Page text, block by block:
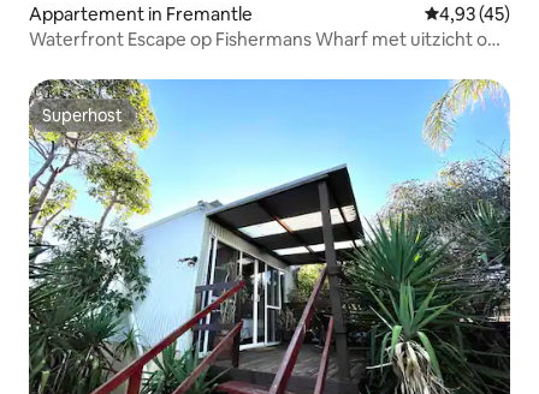
Appartement in Fremantle Gemiddelde
4,93 (45)
Waterfront Escape op Fishermans Wharf met uitzicht op
Superhost
Superhost